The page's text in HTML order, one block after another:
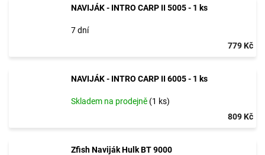
NAVIJÁK - INTRO CARP II 5005 - 1 ks
7 dní
779 Kč
NAVIJÁK - INTRO CARP II 6005 - 1 ks
Skladem na prodejně (1 ks)
809 Kč
Zfish Naviják Hulk BT 9000